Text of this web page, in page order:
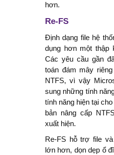
hơn.
Re-FS
Định dạng file hệ
dụng hơn một thập
Các yêu cầu gần
toán đám mây
NTFS, vì vậy
sung những tính
tính năng hiện tại
bản nâng cấp
xuất hiện.
Re-FS hỗ trợ file
lớn hơn, dọn dẹp ổ